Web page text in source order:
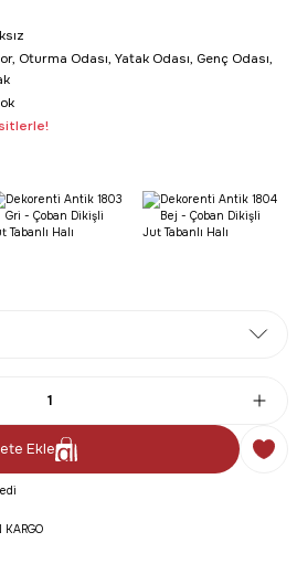
Oturma Odası, Yatak Odası, Genç Odası,
Ekle
KARGO